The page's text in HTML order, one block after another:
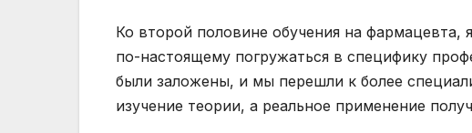
Ко второй половине обучения на фармацевта,
по-настоящему погружаться в специфику
были заложены, и мы перешли к более
изучение теории, а реальное применение